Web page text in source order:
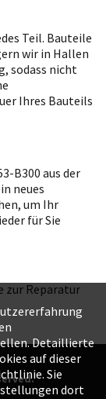
Teil. Bauteile
wir in Hallen
sodass nicht
Ihres Bauteils
B300 aus der
neues
um Ihr
für Sie
zur Reparatur
Detaillierte
auf dieser
Sie
dort